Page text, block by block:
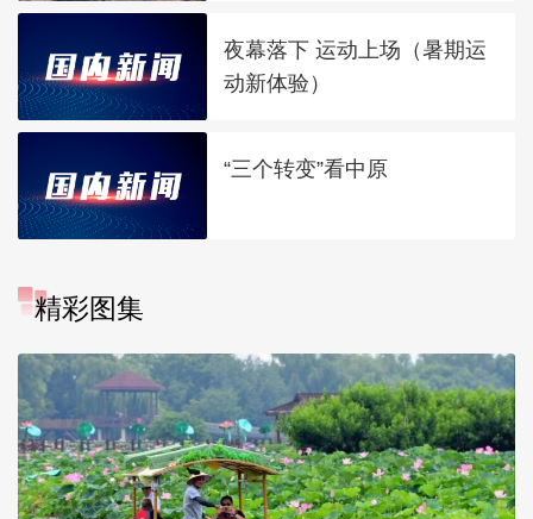
夜幕落下 运动上场（暑期运
动新体验）
“三个转变”看中原
精彩图集